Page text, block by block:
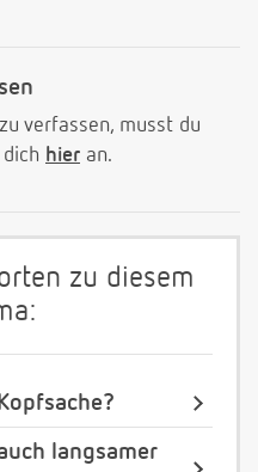
verfassen, musst du
hier an.
zu diesem
langsamer